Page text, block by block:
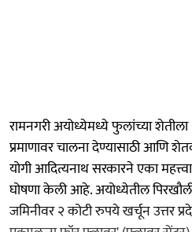
रामनगरी अयोध्येमध्ये फुलांच्या
प्रमाणावर चालना देण्यासाठी आणि
योगी आदित्यनाथ सरकारने एका
घोषणा केली आहे. अयोध्येतील
जमिनीवर २ कोटी रुपये खर्चून उत्तर